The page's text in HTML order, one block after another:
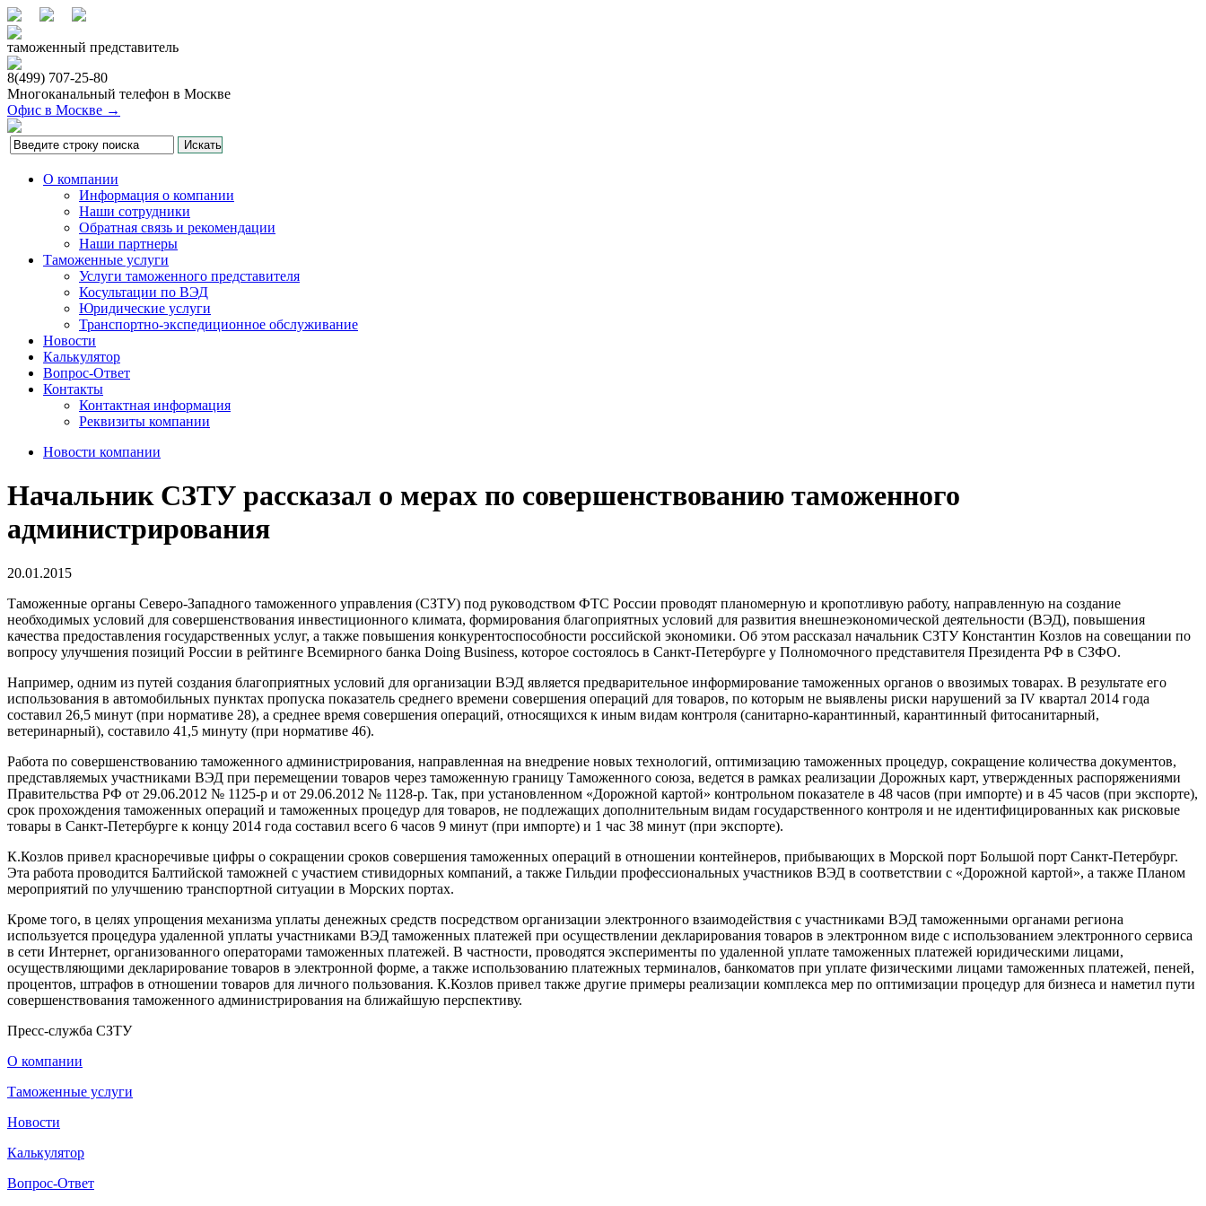
таможенный представитель
8(499) 707-25-80
Многоканальный телефон в Москве
Офис в Москве →
О компании
Информация о компании
Наши сотрудники
Обратная связь и рекомендации
Наши партнеры
Таможенные услуги
Услуги таможенного представителя
Косультации по ВЭД
Юридические услуги
Транспортно-экспедиционное обслуживание
Новости
Калькулятор
Вопрос-Ответ
Контакты
Контактная информация
Реквизиты компании
Новости компании
Начальник СЗТУ рассказал о мерах по совершенствованию таможенного
администрирования
20.01.2015
Таможенные органы Северо-Западного таможенного управления (СЗТУ) под руководством ФТС России проводят планомерную и кропотливую работу, направленную на создание
необходимых условий для совершенствования инвестиционного климата, формирования благоприятных условий для развития внешнеэкономической деятельности (ВЭД), повышения
качества предоставления государственных услуг, а также повышения конкурентоспособности российской экономики. Об этом рассказал начальник СЗТУ Константин Козлов на совещании по
вопросу улучшения позиций России в рейтинге Всемирного банка Doing Business, которое состоялось в Санкт-Петербурге у Полномочного представителя Президента РФ в СЗФО.
Например, одним из путей создания благоприятных условий для организации ВЭД является предварительное информирование таможенных органов о ввозимых товарах. В результате его
использования в автомобильных пунктах пропуска показатель среднего времени совершения операций для товаров, по которым не выявлены риски нарушений за IV квартал 2014 года
составил 26,5 минут (при нормативе 28), а среднее время совершения операций, относящихся к иным видам контроля (санитарно-карантинный, карантинный фитосанитарный,
ветеринарный), составило 41,5 минуту (при нормативе 46).
Работа по совершенствованию таможенного администрирования, направленная на внедрение новых технологий, оптимизацию таможенных процедур, сокращение количества документов,
представляемых участниками ВЭД при перемещении товаров через таможенную границу Таможенного союза, ведется в рамках реализации Дорожных карт, утвержденных распоряжениями
Правительства РФ от 29.06.2012 № 1125-р и от 29.06.2012 № 1128-р. Так, при установленном «Дорожной картой» контрольном показателе в 48 часов (при импорте) и в 45 часов (при экспорте),
срок прохождения таможенных операций и таможенных процедур для товаров, не подлежащих дополнительным видам государственного контроля и не идентифицированных как рисковые
товары в Санкт-Петербурге к концу 2014 года составил всего 6 часов 9 минут (при импорте) и 1 час 38 минут (при экспорте).
К.Козлов привел красноречивые цифры о сокращении сроков совершения таможенных операций в отношении контейнеров, прибывающих в Морской порт Большой порт Санкт-Петербург.
Эта работа проводится Балтийской таможней с участием стивидорных компаний, а также Гильдии профессиональных участников ВЭД в соответствии с «Дорожной картой», а также Планом
мероприятий по улучшению транспортной ситуации в Морских портах.
Кроме того, в целях упрощения механизма уплаты денежных средств посредством организации электронного взаимодействия с участниками ВЭД таможенными органами региона
используется процедура удаленной уплаты участниками ВЭД таможенных платежей при осуществлении декларирования товаров в электронном виде с использованием электронного сервиса
в сети Интернет, организованного операторами таможенных платежей. В частности, проводятся эксперименты по удаленной уплате таможенных платежей юридическими лицами,
осуществляющими декларирование товаров в электронной форме, а также использованию платежных терминалов, банкоматов при уплате физическими лицами таможенных платежей, пеней,
процентов, штрафов в отношении товаров для личного пользования. К.Козлов привел также другие примеры реализации комплекса мер по оптимизации процедур для бизнеса и наметил пути
совершенствования таможенного администрирования на ближайшую перспективу.
Пресс-служба СЗТУ
О компании
Таможенные услуги
Новости
Калькулятор
Вопрос-Ответ